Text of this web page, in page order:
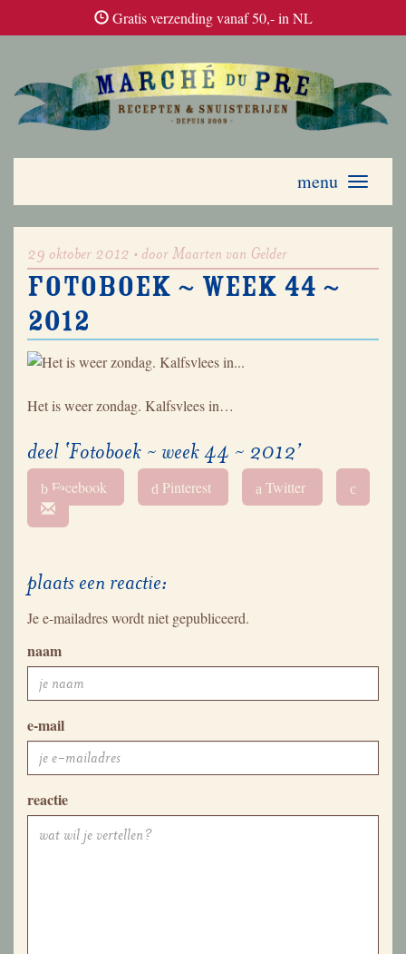
Gratis verzending vanaf 50,- in NL
Toggle
menu
29 oktober 2012 • door Maarten van Gelder
Fotoboek ~ week 44 ~
2012
Het is weer zondag. Kalfsvlees in…
deel ‘Fotoboek ~ week 44 ~ 2012’
b Facebook d Pinterest a Twitter c
plaats een reactie:
Je e-mailadres wordt niet gepubliceerd.
naam
e-mail
reactie